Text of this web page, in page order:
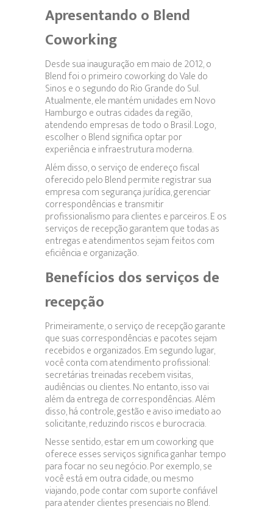
Apresentando o Blend
Coworking
Desde sua inauguração em maio de 2012, o
Blend foi o primeiro coworking do Vale do
Sinos e o segundo do Rio Grande do Sul.
Atualmente, ele mantém unidades em Novo
Hamburgo e outras cidades da região,
atendendo empresas de todo o Brasil. Logo,
escolher o Blend significa optar por
experiência e infraestrutura moderna.
Além disso, o serviço de endereço fiscal
oferecido pelo Blend permite registrar sua
empresa com segurança jurídica, gerenciar
correspondências e transmitir
profissionalismo para clientes e parceiros. E os
serviços de recepção garantem que todas as
entregas e atendimentos sejam feitos com
eficiência e organização.
Benefícios dos serviços de
recepção
Primeiramente, o serviço de recepção garante
que suas correspondências e pacotes sejam
recebidos e organizados. Em segundo lugar,
você conta com atendimento profissional:
secretárias treinadas recebem visitas,
audiências ou clientes. No entanto, isso vai
além da entrega de correspondências. Além
disso, há controle, gestão e aviso imediato ao
solicitante, reduzindo riscos e burocracia.
Nesse sentido, estar em um coworking que
oferece esses serviços significa ganhar tempo
para focar no seu negócio. Por exemplo, se
você está em outra cidade, ou mesmo
viajando, pode contar com suporte confiável
para atender clientes presenciais no Blend.